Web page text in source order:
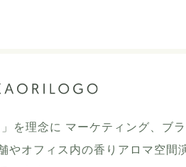
を理念に マーケティング、ブ
やオフィス内の香りアロマ空間